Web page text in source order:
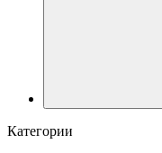
Категории